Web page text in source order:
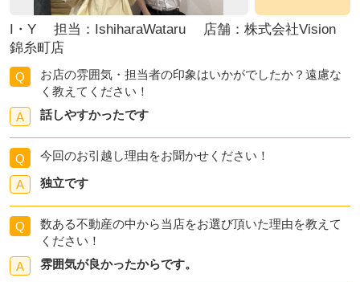
I・Y 担当：IshiharaWataru 店舗：株式会社Vision
錦糸町店
Q
お店の雰囲気・担当者の印象はいかがでしたか？遠慮な
く教えてください！
A
話しやすかったです
Q 今回のお引越し理由をお聞かせください！
A 独立です
Q
数ある不動産の中から当店をお選び頂いた理由を教えて
ください！
A
雰囲気が良かったからです。